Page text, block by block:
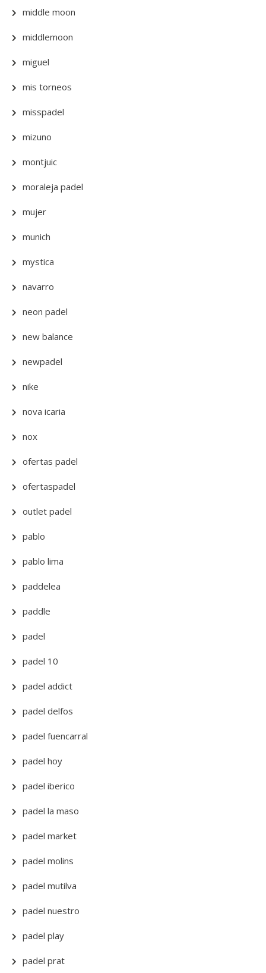
middle moon
middlemoon
miguel
mis torneos
misspadel
mizuno
montjuic
moraleja padel
mujer
munich
mystica
navarro
neon padel
new balance
newpadel
nike
nova icaria
nox
ofertas padel
ofertaspadel
outlet padel
pablo
pablo lima
paddelea
paddle
padel
padel 10
padel addict
padel delfos
padel fuencarral
padel hoy
padel iberico
padel la maso
padel market
padel molins
padel mutilva
padel nuestro
padel play
padel prat